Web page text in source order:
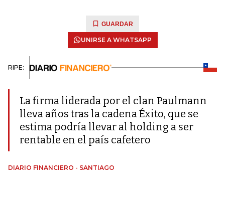
GUARDAR
UNIRSE A WHATSAPP
RIPE:
La firma liderada por el clan Paulmann
lleva años tras la cadena Éxito, que se
estima podría llevar al holding a ser
rentable en el país cafetero
DIARIO FINANCIERO - SANTIAGO